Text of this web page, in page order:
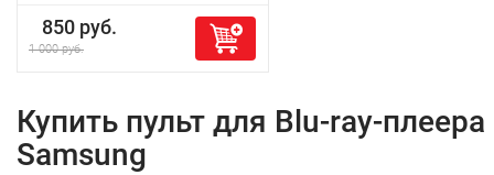
850 руб.
1 000 руб.
Купить пульт для Blu-ray-плеера
Samsung